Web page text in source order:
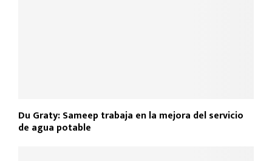
Du Graty: Sameep trabaja en la mejora del servicio
de agua potable